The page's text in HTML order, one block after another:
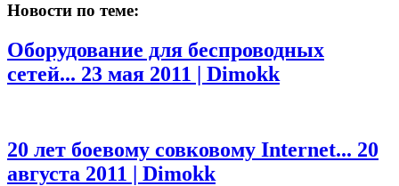
Новости по теме:
Оборудование для беспроводных
сетей... 23 мая 2011 | Dimokk
20 лет боевому совковому Internet... 20
августа 2011 | Dimokk